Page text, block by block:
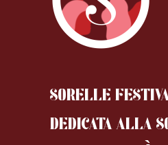
SORELLE
DEDICATA ALLA